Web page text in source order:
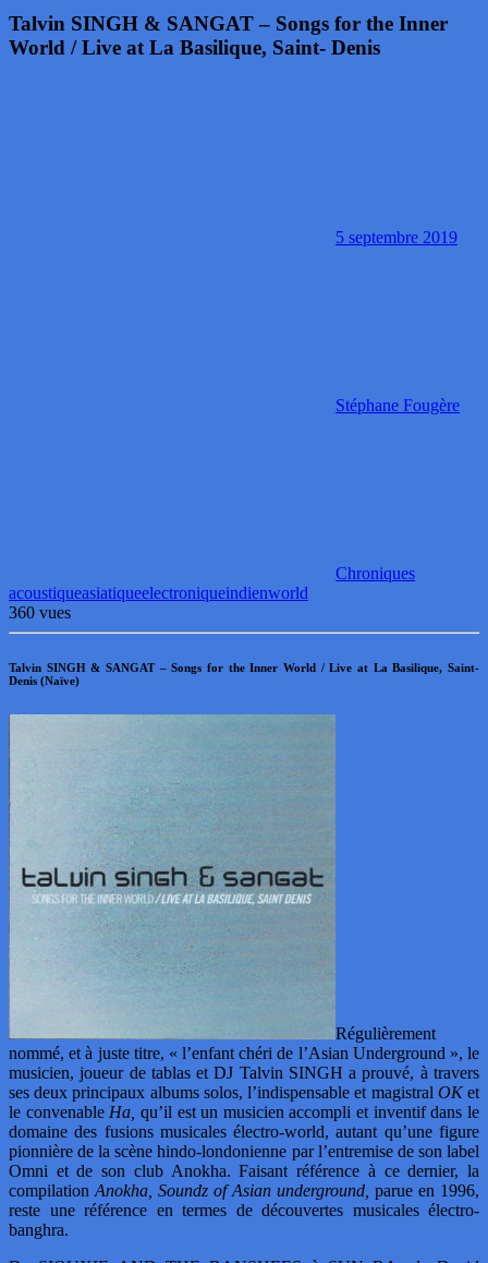
Talvin SINGH & SANGAT – Songs for the Inner
World / Live at La Basilique, Saint- Denis
5 septembre 2019
Stéphane Fougère
Chroniques
acoustiqueasiatiqueelectroniqueindienworld
360 vues
Talvin SINGH & SANGAT – Songs for the Inner World / Live at La Basilique, Saint-
Denis (Naïve)
Régulièrement
nommé, et à juste titre, « l’enfant chéri de l’Asian Underground », le
musicien, joueur de tablas et DJ Talvin SINGH a prouvé, à travers
ses deux principaux albums solos, l’indispensable et magistral OKet
le convenable Ha, qu’il est un musicien accompli et inventif dans le
domaine des fusions musicales électro-world, autant qu’une figure
pionnière de la scène hindo-londonienne par l’entremise de son label
Omni et de son club Anokha. Faisant référence à ce dernier, la
compilation Anokha, Soundz of Asian underground, parue en 1996,
reste une référence en termes de découvertes musicales électro-
banghra.